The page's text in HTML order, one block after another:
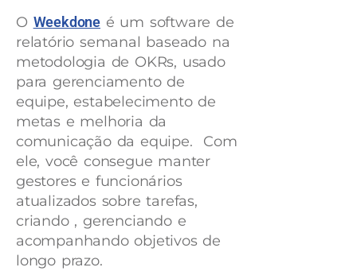
O Weekdone é um software de
relatório semanal baseado na
metodologia de OKRs, usado
para gerenciamento de
equipe, estabelecimento de
metas e melhoria da
comunicação da equipe. Com
ele, você consegue manter
gestores e funcionários
atualizados sobre tarefas,
criando , gerenciando e
acompanhando objetivos de
longo prazo.